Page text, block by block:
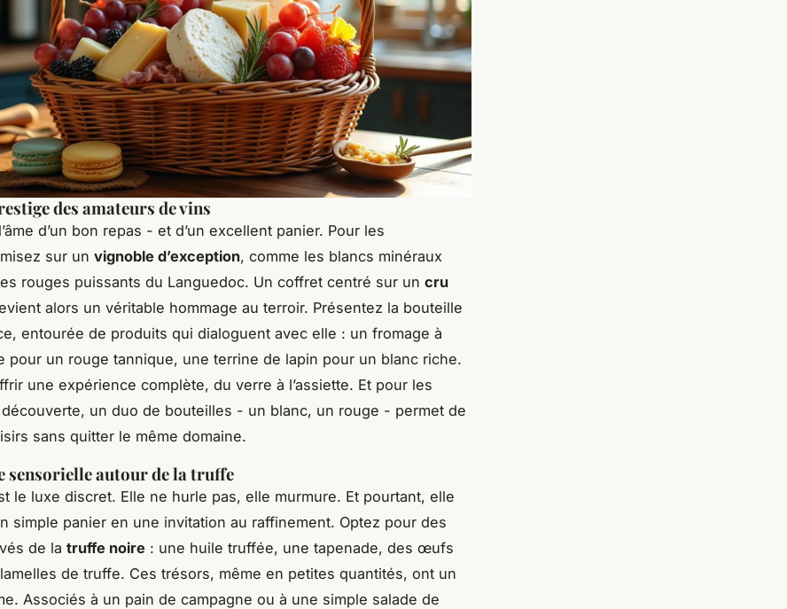
des amateurs de vins
d’un bon repas - et d’un excellent panier. Pour les
sur un vignoble d’exception, comme les blancs minéraux
rouges puissants du Languedoc. Un coffret centré sur un cru
alors un véritable hommage au terroir. Présentez la bouteille
entourée de produits qui dialoguent avec elle : un fromage à
pour un rouge tannique, une terrine de lapin pour un blanc riche.
une expérience complète, du verre à l’assiette. Et pour les
un duo de bouteilles - un blanc, un rouge - permet de
sans quitter le même domaine.
sensorielle autour de la truffe
le luxe discret. Elle ne hurle pas, elle murmure. Et pourtant, elle
simple panier en une invitation au raffinement. Optez pour des
de la truffe noire : une huile truffée, une tapenade, des œufs
de truffe. Ces trésors, même en petites quantités, ont un
Associés à un pain de campagne ou à une simple salade de